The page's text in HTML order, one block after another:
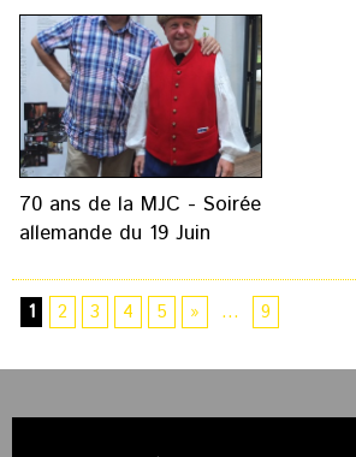
70 ans de la MJC - Soirée
allemande du 19 Juin
1 2 3 4 5 » ... 9